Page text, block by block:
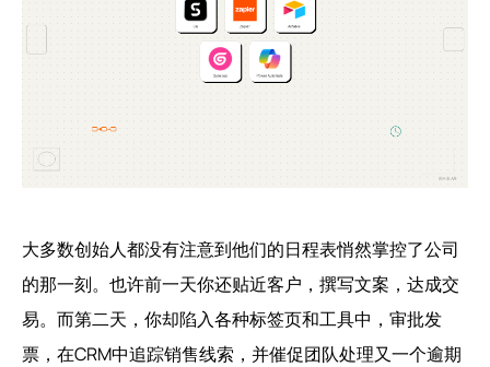
大多数创始人都没有注意到他们的日程表悄然掌控了公司
的那一刻。也许前一天你还贴近客户，撰写文案，达成交
易。而第二天，你却陷入各种标签页和工具中，审批发
票，在CRM中追踪销售线索，并催促团队处理又一个逾期